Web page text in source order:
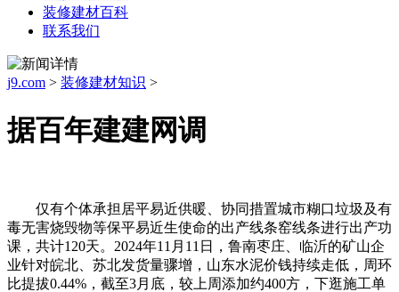
装修建材百科
联系我们
j9.com > 装修建材知识 >
据百年建建网调
仅有个体承担居平易近供暖、协同措置城市糊口垃圾及有
毒无害烧毁物等保平易近生使命的出产线条窑线条进行出产功
课，共计120天。2024年11月11日，鲁南枣庄、临沂的矿山企
业针对皖北、苏北发货量骤增，山东水泥价钱持续走低，周环
比提拔0.44%，截至3月底，较上周添加约400方，下逛施工单